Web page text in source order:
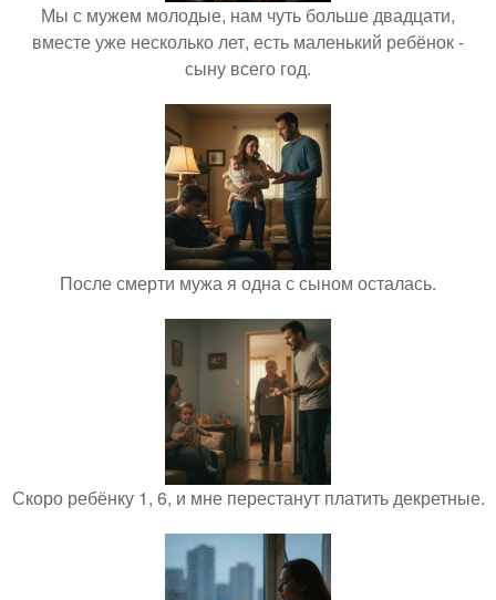
Мы с мужем молодые, нам чуть больше двадцати,
вместе уже несколько лет, есть маленький ребёнок -
сыну всего год.
После смерти мужа я одна с сыном осталась.
Скоро ребёнку 1, 6, и мне перестанут платить декретные.